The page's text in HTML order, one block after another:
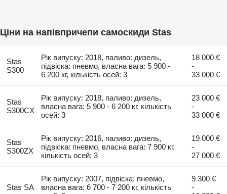
Ціни на напівпричепи самоскиди Stas
Stas
S300
Рік випуску: 2018, паливо: дизель,
підвіска: пневмо, власна вага: 5 900 -
6 200 кг, кількість осей: 3
18 000 €
-
33 000 €
Stas
S300CX
Рік випуску: 2018, паливо: дизель,
власна вага: 5 900 - 6 200 кг, кількість
осей: 3
23 000 €
-
33 000 €
Stas
S300ZX
Рік випуску: 2016, паливо: дизель,
підвіска: пневмо, власна вага: 7 900 кг,
кількість осей: 3
19 000 €
-
27 000 €
Stas SA
Рік випуску: 2007, підвіска: пневмо,
власна вага: 6 700 - 7 200 кг, кількість
9 300 €
-